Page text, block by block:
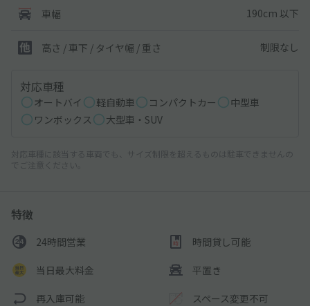
車幅 190cm 以下
高さ / 車下 / タイヤ幅 / 重さ 制限なし
対応車種
オートバイ 軽自動車 コンパクトカー
中型車
ワンボックス
大型車・SUV
対応車種に該当する車両でも、サイズ制限を超えるものは駐車できませんの
でご注意ください。
特徴
24時間営業 時間貸し可能
当日最大料金 平置き
再入庫可能 スペース変更不可